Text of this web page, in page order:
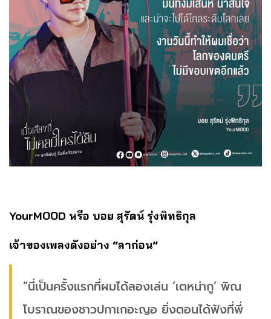
YourMOOD หรือ บอย สุรัตน์ รุ่งพิทธิกุล
เจ้าของเพลงดังอย่าง “ลาก่อน”
“นี่เป็นครั้งแรกที่ผมได้ลองเล่น ‘เตหน่ากู’ พิณ
โบราณของชาวปกาเกอะญอ ยิ่งตอนได้ฟังที่พี่